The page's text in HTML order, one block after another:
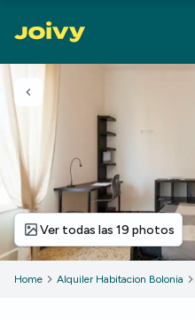
Volver
Ver todas las 19 photos
Home Alquiler Habitacion Bolonia